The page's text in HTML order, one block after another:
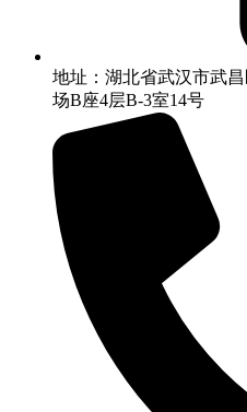
地址：湖北省武汉市武
场B座4层B-3室14号